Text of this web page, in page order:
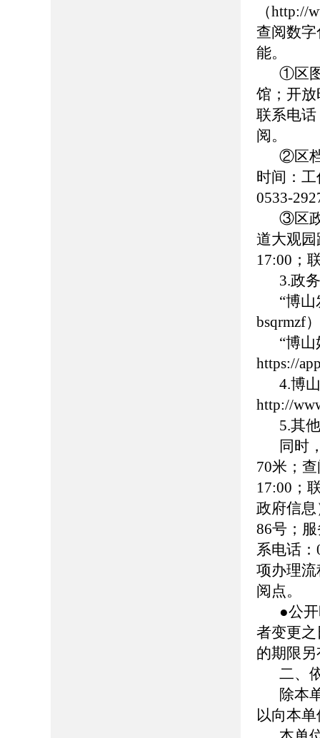
（http://
查阅数
能。
①区
馆；开
联系电话
阅。
②区
时间：
0533-
③区
道大观
17:00；
3.政
“博
bsqrmzf
“博
https://
4.博
http://
5.其
同时
70米；
17:00；
政府信
86号；
系电话
项办理
阅点。
●公
者变更
的期限
二、
除本
以向本